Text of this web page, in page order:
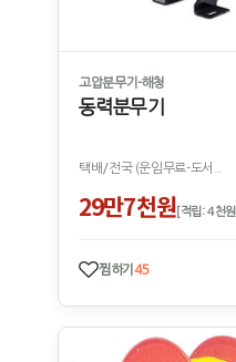
고압분무기-해청
동력분무기
택배/전국 (운임무료-도서..
29만7천원[적립: 4천원]
찜하기 45